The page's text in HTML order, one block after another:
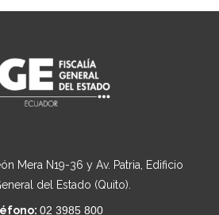
Mera N19-36 y Av. Patria, Edificio
del Estado (Quito).
02 3985 800